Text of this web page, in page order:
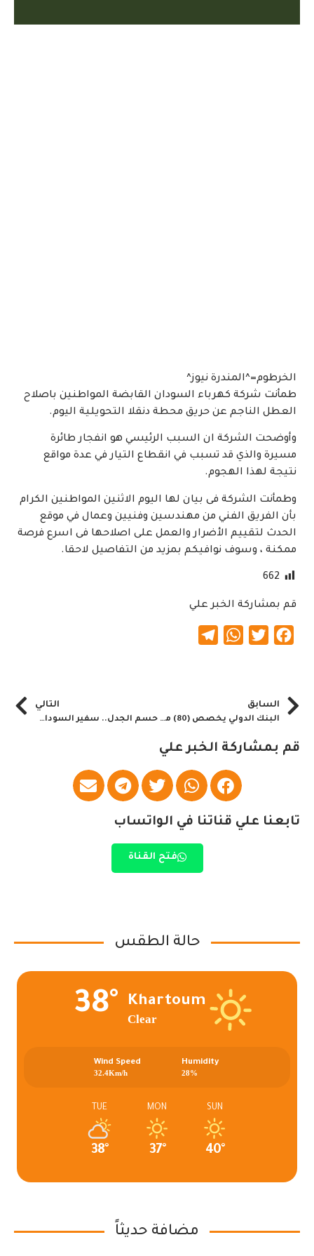
الخرطوم=^المندرة نيوز^
طمأنت شركة كهرباء السودان القابضة المواطنين باصلاح
العطل الناجم عن حريق محطة دنقلا التحويلية اليوم.
وأوضحت الشركة ان السبب الرئيسي هو انفجار طائرة
مسيرة والذي قد تسبب في انقطاع التيار في عدة مواقع
نتيجة لهذا الهجوم.
وطمأنت الشركة فى بيان لها اليوم الاثنين المواطنين الكرام
بأن الفريق الفني من مهندسين وفنيين وعمال في موقع
الحدث لتقييم الأضرار والعمل على اصلاحها فى اسرع فرصة
ممكنة ، وسوف نوافيكم بمزيد من التفاصيل لاحقا.
662
قم بمشاركة الخبر علي
Facebook
Twitter
WhatsApp
السابق
البنك الدولي يخصص (80) مليون دولار لقطاع الصحة في السودان
التالي
حسم الجدل.. سفير السودان يجيب على الأسئلة الصعبة..
قم بمشاركة الخبر علي
تابعنا علي قناتنا في الواتساب
فتح القناة
حالة الطقس
Khartoum
Clear
38°
Humidity
28%
Wind Speed
32.4Km/h
SUN
40°
MON
37°
TUE
38°
مضافة حديثاً